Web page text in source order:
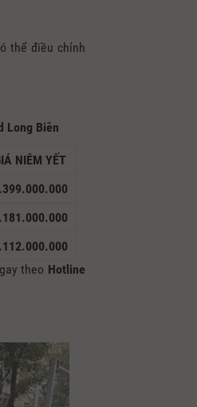
thể điều chỉnh
Long Biên
NIÊM YẾT
theo Hotline